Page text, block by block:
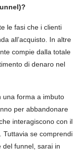
le fasi che i clienti
all’acquisto. In altre
compie dalla totale
di denaro nel
una forma a imbuto
per abbandonare
interagiscono con il
Tuttavia se comprendi
del funnel, sarai in